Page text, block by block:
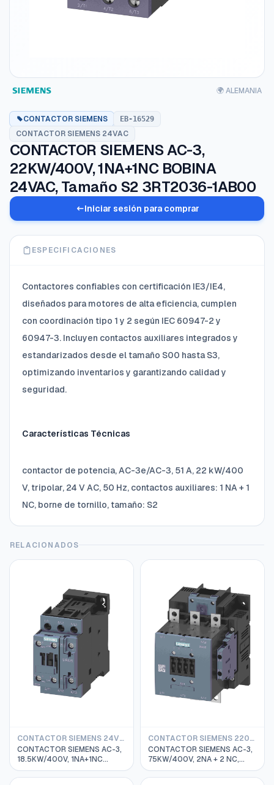
🌍 ALEMANIA
CONTACTOR SIEMENS EB-16529
CONTACTOR SIEMENS 24VAC
CONTACTOR SIEMENS AC-3,
22KW/400V, 1NA+1NC BOBINA
24VAC, Tamaño S2 3RT2036-1AB00
Iniciar sesión para comprar
ESPECIFICACIONES
Contactores confiables con certificación IE3/IE4,
diseñados para motores de alta eficiencia, cumplen
con coordinación tipo 1 y 2 según IEC 60947-2 y
60947-3. Incluyen contactos auxiliares integrados y
estandarizados desde el tamaño S00 hasta S3,
optimizando inventarios y garantizando calidad y
seguridad.
Características Técnicas
contactor de potencia, AC-3e/AC-3, 51 A, 22 kW/400
V, tripolar, 24 V AC, 50 Hz, contactos auxiliares: 1 NA + 1
NC, borne de tornillo, tamaño: S2
RELACIONADOS
CONTACTOR SIEMENS 24VDC
CONTACTOR SIEMENS AC-3,
18.5KW/400V, 1NA+1NC
BOBINA 24VDC, Tamaño S0
3RT2028-1BB40
CONTACTOR SIEMENS 220VAC
CONTACTOR SIEMENS AC-3,
75KW/400V, 2NA + 2 NC,
BOBINA 220VAC, TAMAÑO S6
3RT1055-6AP36